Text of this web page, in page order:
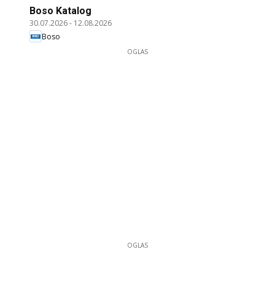
Boso Katalog
30.07.2026- 12.08.2026
Boso
OGLAS
OGLAS